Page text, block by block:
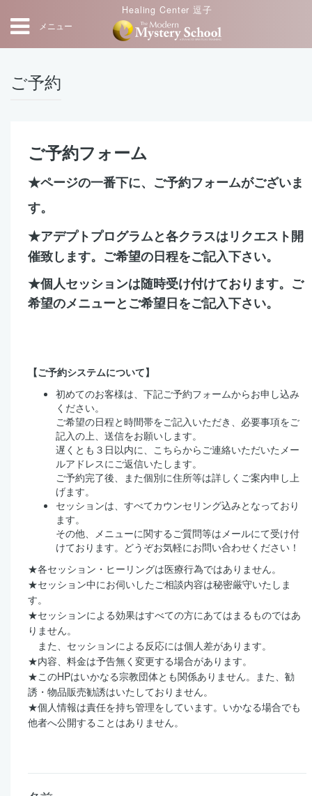
メニュー
Healing Center 逗子
ご予約
ご予約フォーム
★ページの一番下に、ご予約フォームがございま
す。
★アデプトプログラムと各クラスはリクエスト開
催致します。 ご希望の日程をご記入下さい。
★個人セッションは随時受け付けております。 ご
希望のメニューとご希望日をご記入下さい。
【ご予約システムについて】
初めてのお客様は、下記ご予約フォームからお申し込み
ください。
ご希望の日程と時間帯をご記入いただき、必要事項をご
記入の上、送信をお願いします。
遅くとも３日以内に、こちらからご連絡いただいたメー
ルアドレスにご返信いたします。
ご予約完了後、また個別に住所等は詳しくご案内申し上
げます。
セッションは、すべてカウンセリング込みとなっており
ます。
その他、メニューに関するご質問等はメールにて受け付
けております。どうぞお気軽にお問い合わせください！
★各セッション・ヒーリングは医療行為ではありません。
★セッション中にお伺いしたご相談内容は秘密厳守いたしま
す。
★セッションによる効果はすべての方にあてはまるものではあ
りません。
また、セッションによる反応には個人差があります。
★内容、料金は予告無く変更する場合があります。
★このHPはいかなる宗教団体とも関係ありません。また、勧
誘・物品販売勧誘はいたしておりません。
★個人情報は責任を持ち管理をしています。いかなる場合でも
他者へ公開することはありません。